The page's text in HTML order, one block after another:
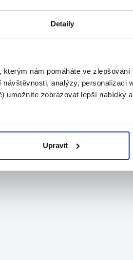
Detaily
nám pomáháte ve
analýzy, personalizaci
umožníte zobrazovat lepší nabídky
Upravit